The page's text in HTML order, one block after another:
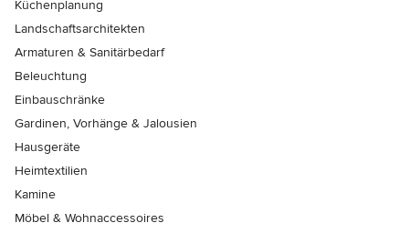
Küchenplanung
Landschaftsarchitekten
Armaturen & Sanitärbedarf
Beleuchtung
Einbauschränke
Gardinen, Vorhänge & Jalousien
Hausgeräte
Heimtextilien
Kamine
Möbel & Wohnaccessoires